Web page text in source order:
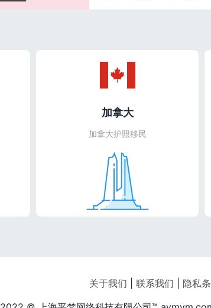
加拿大
加拿大护照移民
关于我们 联系我们 隐私